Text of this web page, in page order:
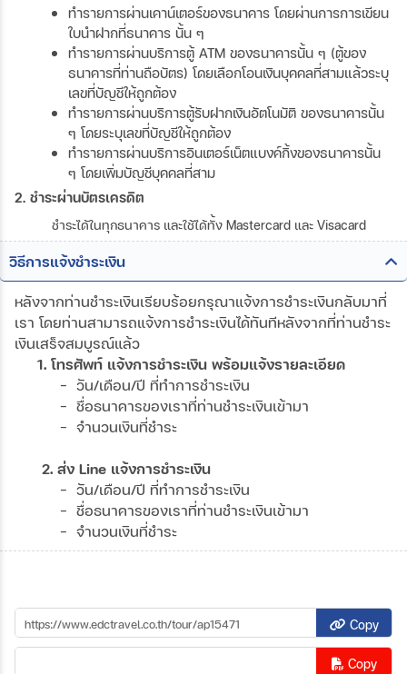
ทำรายการผ่านเคาน์เตอร์ของธนาคาร โดยผ่านการการเขียน
ใบนำฝากที่ธนาคาร นั้น ๆ
ทำรายการผ่านบริการตู้ ATM ของธนาคารนั้น ๆ (ตู้ของ
ธนาคารที่ท่านถือบัตร) โดยเลือกโอนเงินบุคคลที่สามแล้วระบุ
เลขที่บัญชีให้ถูกต้อง
ทำรายการผ่านบริการตู้รับฝากเงินอัตโนมัติ ของธนาคารนั้น
ๆ โดยระบุเลขที่บัญชีให้ถูกต้อง
ทำรายการผ่านบริการอินเตอร์เน็ตแบงค์กิ้งของธนาคารนั้น
ๆ โดยเพิ่มบัญชีบุคคลที่สาม
2. ชำระผ่านบัตรเครดิต
ชำระได้ในทุกธนาคาร และใช้ได้ทั้ง Mastercard และ Visacard
วิธีการแจ้งชำระเงิน
หลังจากท่านชำระเงินเรียบร้อยกรุณาแจ้งการชำระเงินกลับมาที่
เรา โดยท่านสามารถแจ้งการชำระเงินได้ทันทีหลังจากที่ท่านชำระ
เงินเสร็จสมบูรณ์แล้ว
1. โทรศัพท์ แจ้งการชำระเงิน พร้อมแจ้งรายละเอียด
- วัน/เดือน/ปี ที่ทำการชำระเงิน
- ชื่อธนาคารของเราที่ท่านชำระเงินเข้ามา
- จำนวนเงินที่ชำระ
2. ส่ง Line แจ้งการชำระเงิน
- วัน/เดือน/ปี ที่ทำการชำระเงิน
- ชื่อธนาคารของเราที่ท่านชำระเงินเข้ามา
- จำนวนเงินที่ชำระ
Copy
Copy